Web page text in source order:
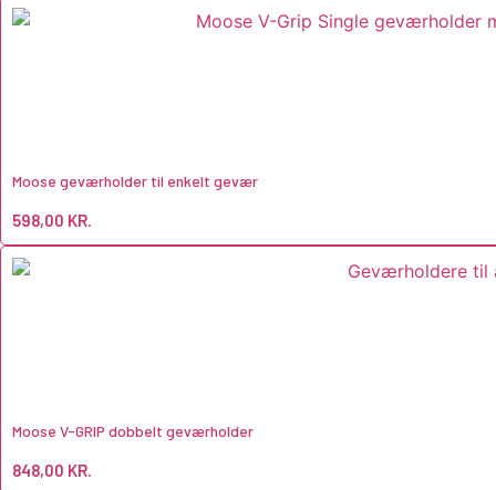
Moose geværholder til enkelt gevær
598,00 KR.
Moose V-GRIP dobbelt geværholder
848,00 KR.